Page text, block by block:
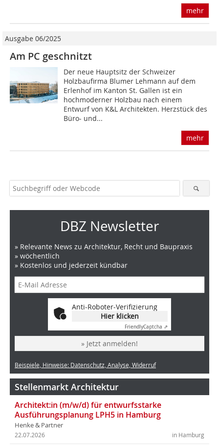
mehr
Ausgabe 06/2025
Am PC geschnitzt
Der neue Hauptsitz der Schweizer
Holzbaufirma Blumer Lehmann auf dem
Erlenhof im Kanton St. Gallen ist ein
hochmoderner Holzbau nach einem
Entwurf von K&L Architekten. Herzstück des
Büro- und...
mehr
DBZ Newsletter
» Relevante News zu Architektur, Recht und Baupraxis
» wöchentlich
» Kostenlos und jederzeit kündbar
Anti-Roboter-Verifizierung
Hier klicken
FriendlyCaptcha ⇗
» Jetzt anmelden!
Beispiele, Hinweise: Datenschutz, Analyse, Widerruf
Stellenmarkt Architektur
Architekt:in (m/w/d) für entwurfsstarke
Ausführungsplanung LPH5 in Hamburg
Henke & Partner
in Hamburg
22.07.2026